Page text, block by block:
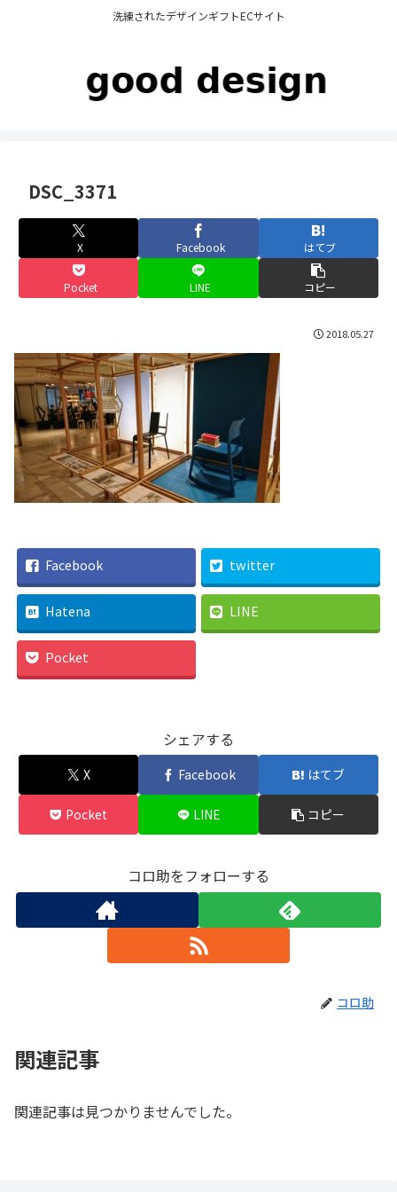
洗練されたデザインギフトECサイト
DSC_3371
X Facebook はてブ
Pocket LINE コピー
2018.05.27
Facebook twitter
Hatena LINE
Pocket
シェアする
X Facebook はてブ
Pocket LINE コピー
コロ助をフォローする
コロ助
関連記事
関連記事は見つかりませんでした。